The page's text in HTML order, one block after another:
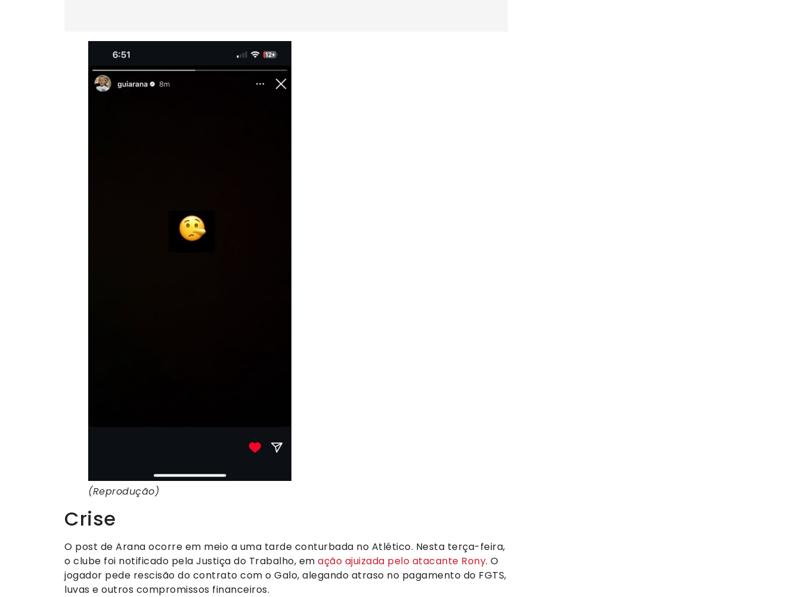
(Reprodução)
Crise
O post de Arana ocorre em meio a uma tarde conturbada no Atlético. Nesta terça-feira,
o clube foi notificado pela Justiça do Trabalho, em ação ajuizada pelo atacante Rony. O
jogador pede rescisão do contrato com o Galo, alegando atraso no pagamento do FGTS,
luvas e outros compromissos financeiros.